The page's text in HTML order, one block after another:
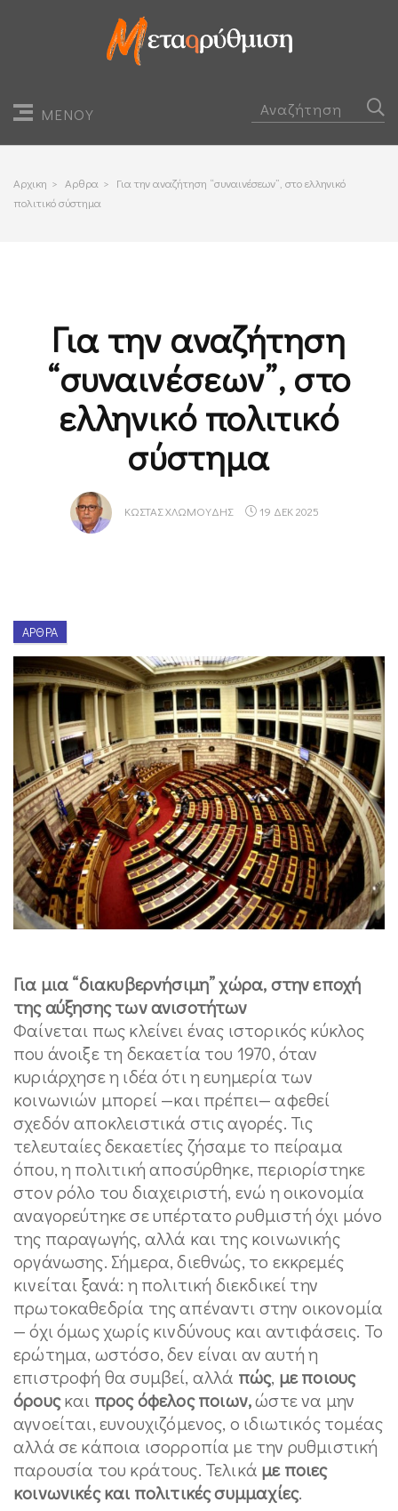
ΜΕΝΟΥ
Αρχικη > Αρθρα > Για την αναζήτηση “συναινέσεων”, στο ελληνικό
πολιτικό σύστημα
Για την αναζήτηση
“συναινέσεων”, στο
ελληνικό πολιτικό
σύστημα
ΚΏΣΤΑΣ ΧΛΩΜΟΎΔΗΣ 19 ΔΕΚ 2025
ΆΡΘΡΑ
Για μια “διακυβερνήσιμη” χώρα, στην εποχή
της αύξησης των ανισοτήτων
Φαίνεται πως κλείνει ένας ιστορικός κύκλος
που άνοιξε τη δεκαετία του 1970, όταν
κυριάρχησε η ιδέα ότι η ευημερία των
κοινωνιών μπορεί —και πρέπει— αφεθεί
σχεδόν αποκλειστικά στις αγορές. Τις
τελευταίες δεκαετίες ζήσαμε το πείραμα
όπου, η πολιτική αποσύρθηκε, περιορίστηκε
στον ρόλο του διαχειριστή, ενώ η οικονομία
αναγορεύτηκε σε υπέρτατο ρυθμιστή όχι μόνο
της παραγωγής, αλλά και της κοινωνικής
οργάνωσης. Σήμερα, διεθνώς, το εκκρεμές
κινείται ξανά: η πολιτική διεκδικεί την
πρωτοκαθεδρία της απέναντι στην οικονομία
— όχι όμως χωρίς κινδύνους και αντιφάσεις. Το
ερώτημα, ωστόσο, δεν είναι αν αυτή η
επιστροφή θα συμβεί, αλλά πώς, με ποιους
όρουςκαι προς όφελος ποιων,ώστε να μην
αγνοείται, ευνουχιζόμενος, ο ιδιωτικός τομέας
αλλά σε κάποια ισορροπία με την ρυθμιστική
παρουσία του κράτους. Τελικά με ποιες
κοινωνικές και πολιτικές συμμαχίες.